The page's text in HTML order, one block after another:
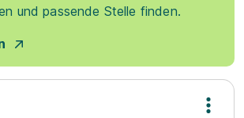
und passende Stelle finden.